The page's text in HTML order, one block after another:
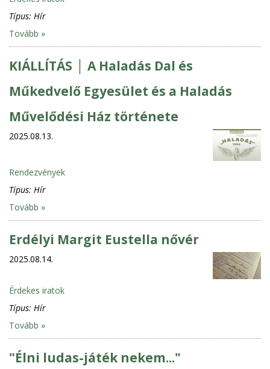
Típus: Hír
Tovább »
KIÁLLÍTÁS │ A Haladás Dal és
Műkedvelő Egyesület és a Haladás
Művelődési Ház története
2025.08.13.
Rendezvények
Típus: Hír
Tovább »
Erdélyi Margit Eustella nővér
2025.08.14.
Érdekes iratok
Típus: Hír
Tovább »
"Élni ludas-játék nekem..."